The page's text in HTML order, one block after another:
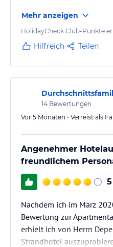
Hoteliers-/Veranstalter-/
ohne Gewähr und ohne
jeweiligen Veranstalters.
Mehr anzeigen
HolidayCheck Club-Punkte
Hilfreich Teilen
14 Bewertungen
Vor 5 Monaten • Verreist als
Angenehmer
freundlichem
5
Nachdem ich im März
Bewertung zur
erhielt ich von Herrn
Strandhotel